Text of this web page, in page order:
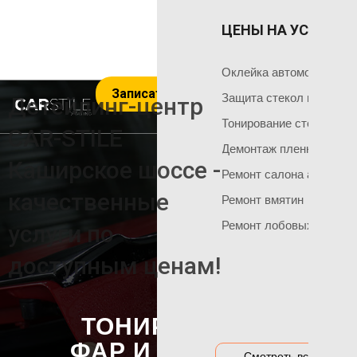
Записаться на услуги
Чем мы занимаемся
Команда мастеров
Социальные сети
Акция на тонировку
Акция на полировку
ГЛАВНАЯ
Оклейка
Оклейка
ОКЛЕЙКА
Оклейка
Оклейка
Оклейка
Оклейка
Оклейка
Оклейка автомобиля
Защита стекол пленкой
Ремонт салона
Ремонт вмятин
Ремонт лобовых стекол
Тонирование стекол
Демонтаж пленки
ЦЕНЫ НА УСЛУГИ
Детейлинг-центр
CAR-STILE
Каширское шоссе -
качественные
услуги по
доступным ценам!
ТОНИРОВАНИЕ
ФАР И ФОНАРЕЙ